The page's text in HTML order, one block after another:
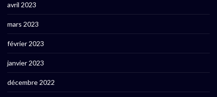
avril 2023
mars 2023
février 2023
janvier 2023
décembre 2022